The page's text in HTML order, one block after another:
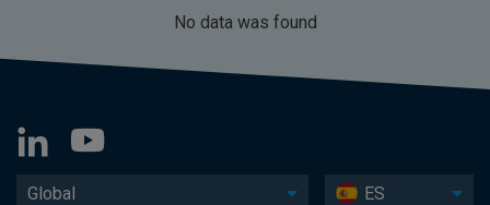
No data was found
Global ES